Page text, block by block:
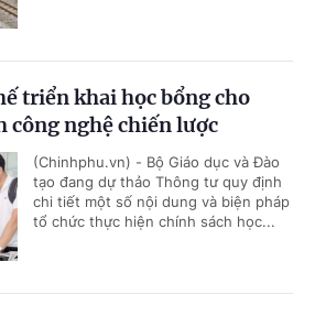
triển khai học bổng cho
công nghệ chiến lược
(Chinhphu.vn) - Bộ Giáo dục và Đào
tạo đang dự thảo Thông tư quy định
chi tiết một số nội dung và biện pháp
tổ chức thực hiện chính sách học...